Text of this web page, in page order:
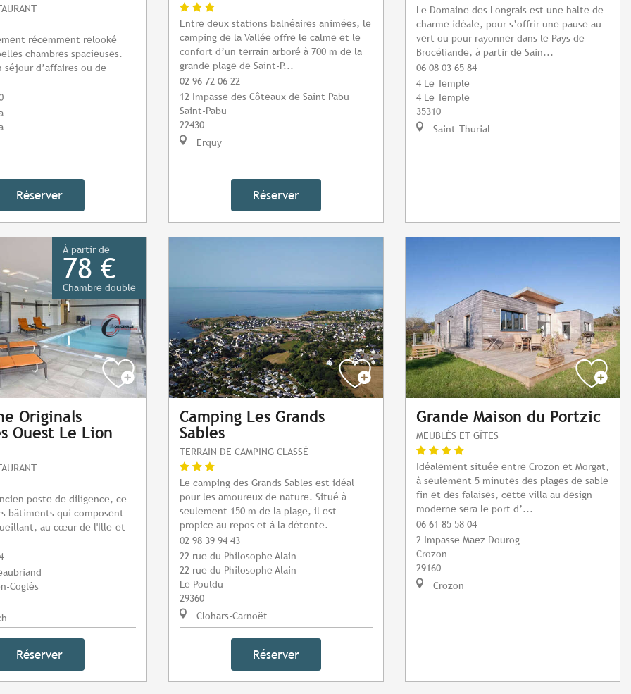
récemment relooké
chambres spacieuses.
séjour d’affaires ou de
Réserver
Entre deux stations balnéaires animées, le
camping de la Vallée offre le calme et le
confort d’un terrain arboré à 700 m de la
grande plage de Saint-P...
02 96 72 06 22
12 Impasse des Côteaux de Saint Pabu
Saint-Pabu
22430
Erquy
Réserver
Le Domaine des Longrais est une halte de
charme idéale, pour s’offrir une pause au
vert ou pour rayonner dans le Pays de
Brocéliande, à partir de Sain...
06 08 03 65 84
4 Le Temple
4 Le Temple
35310
Saint-Thurial
À partir de
78 €
Chambre double
Originals
Ouest Le Lion
poste de diligence, ce
bâtiments qui composent
au cœur de l'Ille-et-
Coglès
Réserver
Camping Les Grands
Sables
TERRAIN DE CAMPING CLASSÉ
Le camping des Grands Sables est idéal
pour les amoureux de nature. Situé à
seulement 150 m de la plage, il est
propice au repos et à la détente.
02 98 39 94 43
22 rue du Philosophe Alain
22 rue du Philosophe Alain
Le Pouldu
29360
Clohars-Carnoët
Réserver
Grande Maison du Portzic
MEUBLÉS ET GÎTES
Idéalement située entre Crozon et Morgat,
à seulement 5 minutes des plages de sable
fin et des falaises, cette villa au design
moderne sera le port d’...
06 61 85 58 04
2 Impasse Maez Dourog
Crozon
29160
Crozon